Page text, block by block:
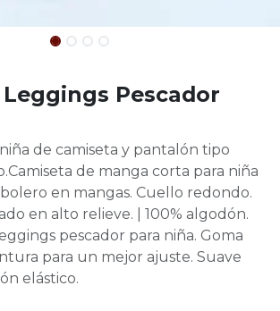
Pescador
de camiseta y pantalón tipo
de manga corta para niña
en mangas. Cuello redondo.
en alto relieve. | 100% algodón.
pescador para niña. Goma
para un mejor ajuste. Suave
elástico.